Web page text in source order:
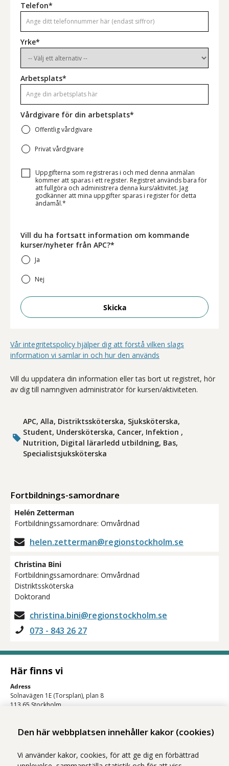
Den här webbplatsen innehåller kakor (cookies)
Vi använder kakor, cookies, för att ge dig en förbättrad
Telefon*
Yrke*
Arbetsplats*
Vårdgivare för din arbetsplats*
Offentlig vårdgivare
Privat vårdgivare
Uppgifterna som registreras i och med denna anmälan
kommer att sparas i ett register. Registret används bara för
att fullgöra och administrera denna kurs/aktivitet. Jag
godkänner att mina uppgifter sparas i register för detta
ändamål.*
Vill du ha fortsatt information om kommande
kurser/nyheter från APC?*
Ja
Nej
Skicka
Vår integritetspolicy hjälper dig att förstå vilken slags
information vi samlar in och hur den används
Vill du uppdatera din information eller tas bort ut registret, hör
av dig till namngiven administratör för kursen/aktiviteten.
APC, Alla, Distriktssköterska, Sjuksköterska,
Student, Undersköterska, Cancer, Infektion ,
Nutrition, Digital lärarledd utbildning, Bas,
Specialistsjuksköterska
Fortbildnings-samordnare
Helén Zetterman
Fortbildningssamordnare: Omvårdnad
helen.zetterman@regionstockholm.se
Christina Bini
Fortbildningssamordnare: Omvårdnad
Distriktssköterska
Doktorand
christina.bini@regionstockholm.se
073 - 843 26 27
Här finns vi
Adress
Solnavägen 1E (Torsplan), plan 8
113 65 Stockholm